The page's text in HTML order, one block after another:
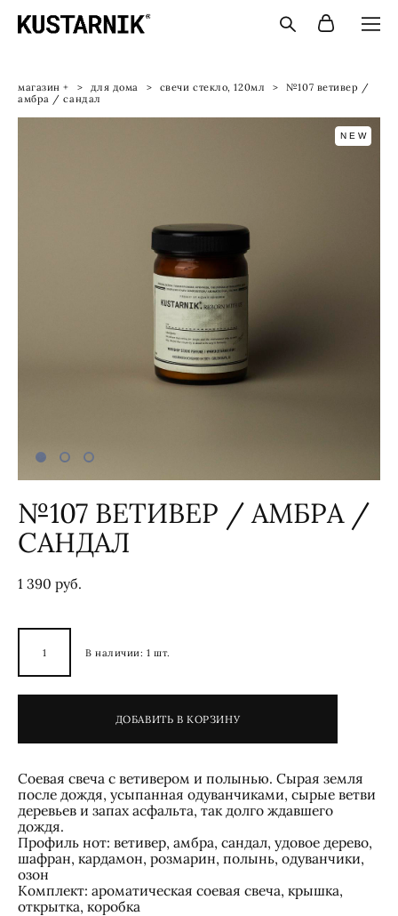
магазин + > для дома > свечи стекло, 120мл >
№107 ветивер /
амбра / сандал
NEW
№107 ВЕТИВЕР / АМБРА /
САНДАЛ
1 390 pуб.
В наличии:1 шт.
ДОБАВИТЬ В КОРЗИНУ
Cоевая свеча с ветивером и полынью. Сырая земля
после дождя, усыпанная одуванчиками, сырые ветви
деревьев и запах асфальта, так долго ждавшего
дождя.
Профиль нот: ветивер, амбра, сандал, удовое дерево,
шафран, кардамон, розмарин, полынь, одуванчики,
озон
Комплект: ароматическая соевая свеча, крышка,
открытка, коробка